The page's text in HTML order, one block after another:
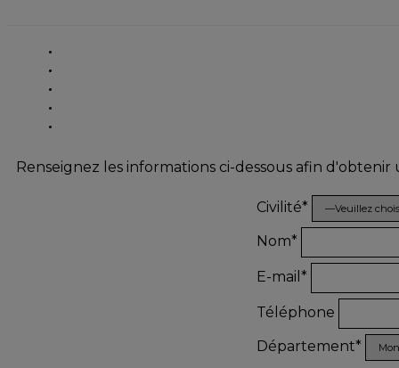
Renseignez les informations ci-dessous afin
Civilité*
Nom*
E-mail*
Téléphone
Département*